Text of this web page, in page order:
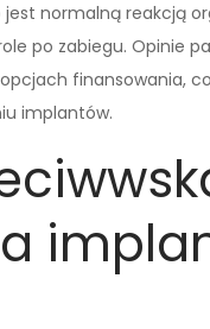
normalną reakcją
po zabiegu. Opinie
finansowania,
implantów.